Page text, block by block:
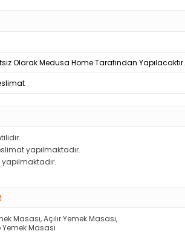
Olarak Medusa Home Tarafından Yapılacaktır.
yapılmaktadır.
Masası,Açılır Yemek Masası,
Masası